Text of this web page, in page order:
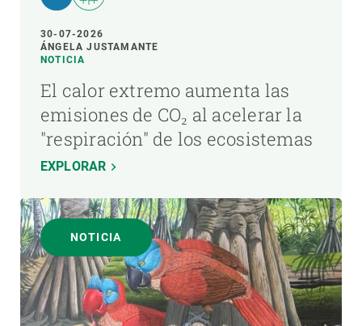
30-07-2026
ÁNGELA JUSTAMANTE
NOTICIA
El calor extremo aumenta las
emisiones de CO₂ al acelerar la
"respiración" de los ecosistemas
EXPLORAR
NOTICIA